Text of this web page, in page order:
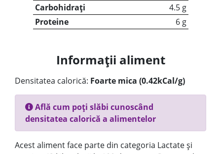
Carbohidrați
4.5 g
Proteine
6 g
Informații aliment
Densitatea calorică: Foarte mica (0.42kCal/g)
Află cum poți slăbi cunoscând
densitatea calorică a alimentelor
Acest aliment face parte din categoria Lactate și